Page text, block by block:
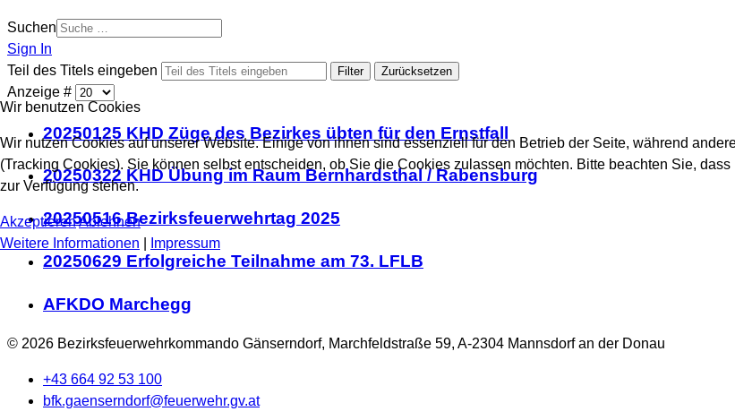
Suchen
Sign In
Teil des Titels eingeben
Filter Zurücksetzen
Anzeige #
20250125 KHD Züge des Bezirkes übten für den Ernstfall
20250322 KHD Übung im Raum Bernhardsthal / Rabensburg
20250516 Bezirksfeuerwehrtag 2025
20250629 Erfolgreiche Teilnahme am 73. LFLB
AFKDO Marchegg
© 2026 Bezirksfeuerwehrkommando Gänserndorf, Marchfeldstraße 59, A-2304 Mannsdorf an der Donau
+43 664 92 53 100
bfk.gaenserndorf@feuerwehr.gv.at
Wir benutzen Cookies
Wir nutzen Cookies auf unserer Website. Einige von ihnen sind essenziell für den Betrieb der Seite, während
(Tracking Cookies). Sie können selbst entscheiden, ob Sie die Cookies zulassen möchten. Bitte beachten Sie,
zur Verfügung stehen.
AkzeptierenAblehnen
Weitere Informationen
Impressum